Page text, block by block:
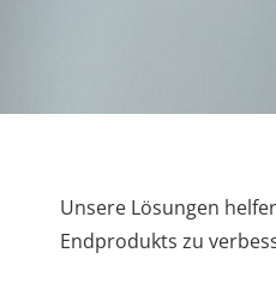
Unsere Lösungen
Endprodukts zu